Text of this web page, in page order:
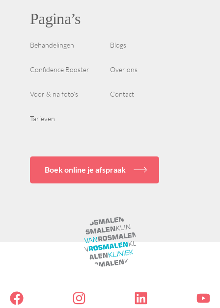
Pagina’s
Behandelingen Blogs
Confidence Booster Over ons
Voor & na foto’s Contact
Tarieven
Boek online je afspraak